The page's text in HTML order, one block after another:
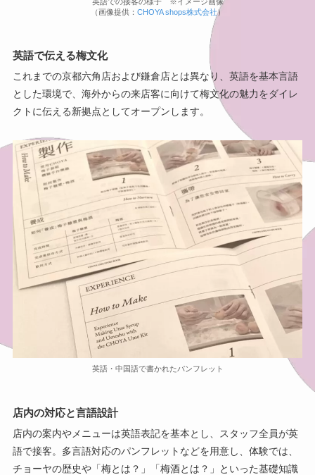
（画像提供： CHOYA shops株式会社）
英語で伝える梅文化
これまでの京都六角店および鎌倉店とは異なり、英語を基本言語
とした環境で、海外からの来店客に向けて梅文化の魅力をダイレ
クトに伝える新拠点としてオープンします。
英語・中国語で書かれたパンフレット
店内の対応と言語設計
店内の案内やメニューは英語表記を基本とし、スタッフ全員が英
語で接客。多言語対応のパンフレットなどを用意し、体験では、
チョーヤの歴史や「梅とは？」「梅酒とは？」といった基礎知識